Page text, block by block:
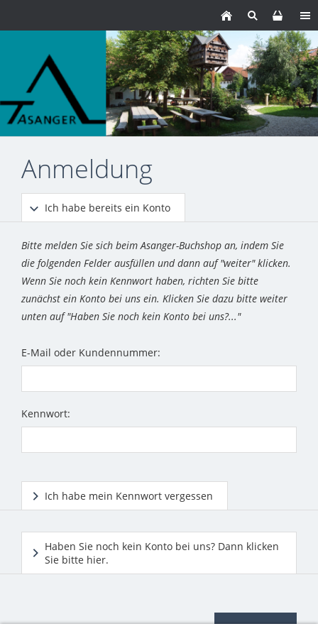
Anmeldung
Ich habe bereits ein Konto
Bitte melden Sie sich beim Asanger-Buchshop an, indem Sie
die folgenden Felder ausfüllen und dann auf "weiter" klicken.
Wenn Sie noch kein Kennwort haben, richten Sie bitte
zunächst ein Konto bei uns ein. Klicken Sie dazu bitte weiter
unten auf "Haben Sie noch kein Konto bei uns?..."
E-Mail oder Kundennummer:
Kennwort:
Ich habe mein Kennwort vergessen
Haben Sie noch kein Konto bei uns? Dann klicken
Sie bitte hier.